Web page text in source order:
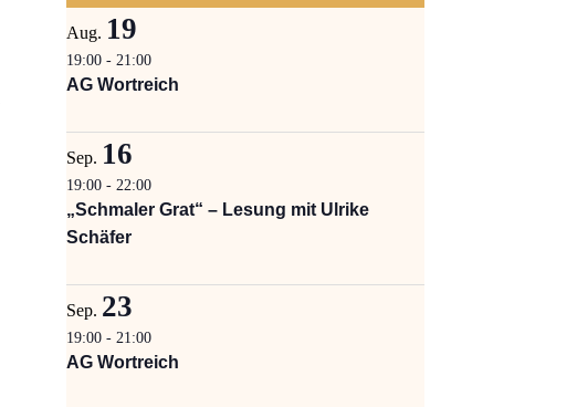
Aug. 19
19:00 - 21:00
AG Wortreich
Sep. 16
19:00 - 22:00
„Schmaler Grat“ – Lesung mit Ulrike
Schäfer
Sep. 23
19:00 - 21:00
AG Wortreich